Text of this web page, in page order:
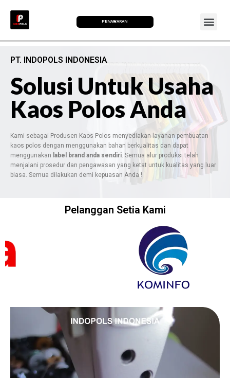
PENAWARAN
PT. INDOPOLS INDONESIA
Solusi Untuk Usaha
Kaos Polos Anda
Kami sebagai Produsen Kaos Polos menyediakan layanan pembuatan
kaos polos dengan menggunakan bahan berkualitas dan dapat
menggunakan label brand anda sendiri . Semua alur produksi telah
menjalani prosedur dan pengawasan yang ketat untuk kualitas yang luar
biasa. Semua dilakukan demi kepuasan Anda !
Pelanggan Setia Kami